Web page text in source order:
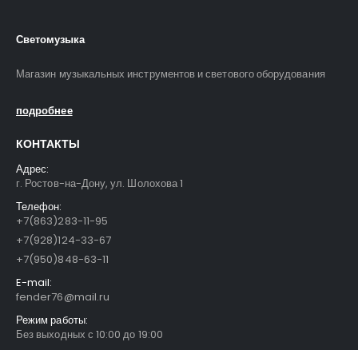
Светомузыка
Магазин музыкальных инструментов и светового оборудования
подробнее
КОНТАКТЫ
Адрес:
г. Ростов-на-Дону, ул. Шолохова 1
Телефон:
+7(863)283-11-95
+7(928)124-33-67
+7(950)848-63-11
E-mail:
fender76@mail.ru
Режим работы:
Без выходных с 10:00 до 19:00